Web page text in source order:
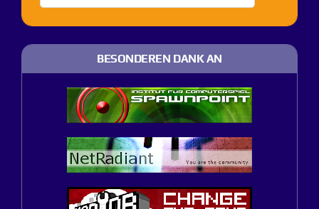
BESONDEREN DANK AN